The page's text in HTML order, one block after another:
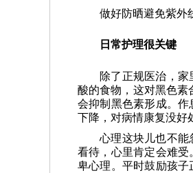
做好防晒避免紫外
日常护理很关键
除了正规医治，
酸的食物，这对黑色素
会抑制黑色素形成。
下降，对病情康复没好
心理这块儿也不能
看待，心里肯定会难
卑心理。平时鼓励孩